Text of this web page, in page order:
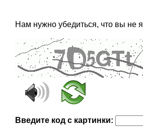
Нам нужно убедиться, что вы не
Введите код с картинки: